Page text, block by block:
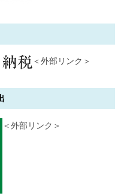
＜外部リンク＞
＜外部リンク＞